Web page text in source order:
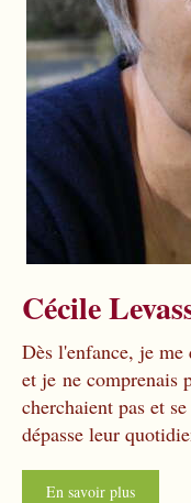
Cécile
Dès l'enfance, je me
et je ne comprenais
cherchaient pas et
dépasse leur
En savoir plus